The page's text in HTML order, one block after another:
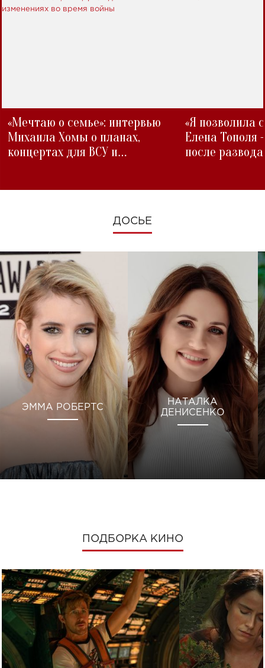
«Мечтаю о семье»: интервью
Михаила Хомы о планах,
концертах для ВСУ и
«Я позволила
Елена Тополя
после развода
ДОСЬЕ
ЭММА РОБЕРТС
НАТАЛКА
ДЕНИСЕНКО
ПОДБОРКА КИНО